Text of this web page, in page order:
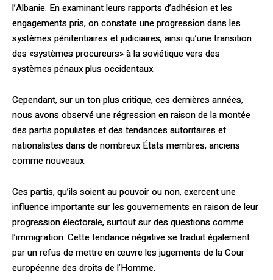
l’Albanie. En examinant leurs rapports d’adhésion et les
engagements pris, on constate une progression dans les
systèmes pénitentiaires et judiciaires, ainsi qu’une transition
des «systèmes procureurs» à la soviétique vers des
systèmes pénaux plus occidentaux.
Cependant, sur un ton plus critique, ces dernières années,
nous avons observé une régression en raison de la montée
des partis populistes et des tendances autoritaires et
nationalistes dans de nombreux États membres, anciens
comme nouveaux.
Ces partis, qu’ils soient au pouvoir ou non, exercent une
influence importante sur les gouvernements en raison de leur
progres­sion électorale, surtout sur des questions comme
l’immigration. Cette tendance néga­tive se traduit également
par un refus de mettre en œuvre les jugements de la Cour
européenne des droits de l’Homme.